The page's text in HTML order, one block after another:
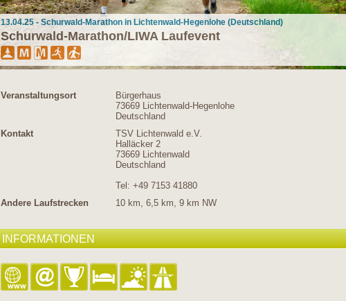
13.04.25 - Schurwald-Marathon in Lichtenwald-Hegenlohe (Deutschland)
Schurwald-Marathon/LIWA Laufevent
Veranstaltungsort
Bürgerhaus
73669 Lichtenwald-Hegenlohe
Deutschland
Kontakt
TSV Lichtenwald e.V.
Halläcker 2
73669 Lichtenwald
Deutschland
Tel: +49 7153 41880
Andere Laufstrecken
10 km, 6,5 km, 9 km NW
INFORMATIONEN